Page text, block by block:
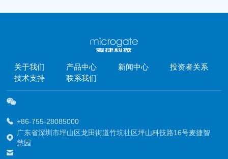
关于我们 产品中心 新闻中心
投资者关系
技术支持
联系我们
+86-755-28085000
广东省深圳市坪山区龙田街道竹坑社区坪山科技路16号麦捷智
慧园